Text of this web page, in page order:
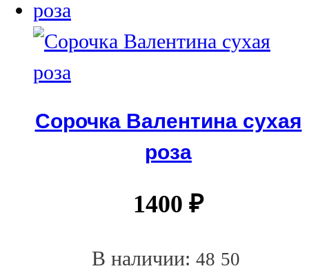
Сорочка Валентина сухая
роза
1400 ₽
В наличии: 48 50